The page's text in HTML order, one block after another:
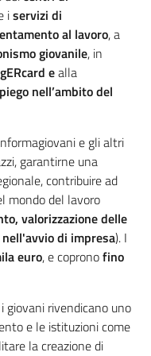
iservizi di
al lavoro, a
giovanile, in
ealla
nell’ambito del
e gli altri
garantirne una
contribuire ad
mondo del lavoro
valorizzazione delle
di impresa). I
euro, e copronofino
giovani rivendicano uno
e le istituzioni come
la creazione di